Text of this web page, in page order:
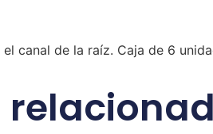
canal de la raíz. Caja de 6